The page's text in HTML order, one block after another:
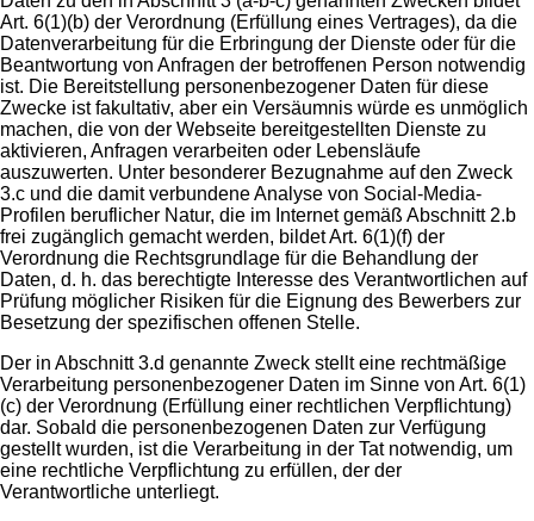
Art. 6(1)(b) der Verordnung (Erfüllung eines Vertrages), da die
Datenverarbeitung für die Erbringung der Dienste oder für die
Beantwortung von Anfragen der betroffenen Person notwendig
ist. Die Bereitstellung personenbezogener Daten für diese
Zwecke ist fakultativ, aber ein Versäumnis würde es unmöglich
machen, die von der Webseite bereitgestellten Dienste zu
aktivieren, Anfragen verarbeiten oder Lebensläufe
auszuwerten. Unter besonderer Bezugnahme auf den Zweck
3.c und die damit verbundene Analyse von Social-Media-
Profilen beruflicher Natur, die im Internet gemäß Abschnitt 2.b
frei zugänglich gemacht werden, bildet Art. 6(1)(f) der
Verordnung die Rechtsgrundlage für die Behandlung der
Daten, d. h. das berechtigte Interesse des Verantwortlichen auf
Prüfung möglicher Risiken für die Eignung des Bewerbers zur
Besetzung der spezifischen offenen Stelle.
Der in Abschnitt 3.d genannte Zweck stellt eine rechtmäßige
Verarbeitung personenbezogener Daten im Sinne von Art. 6(1)
(c) der Verordnung (Erfüllung einer rechtlichen Verpflichtung)
dar. Sobald die personenbezogenen Daten zur Verfügung
gestellt wurden, ist die Verarbeitung in der Tat notwendig, um
eine rechtliche Verpflichtung zu erfüllen, der der
Verantwortliche unterliegt.